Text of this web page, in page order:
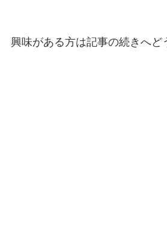
興味がある方は記事の続きへど